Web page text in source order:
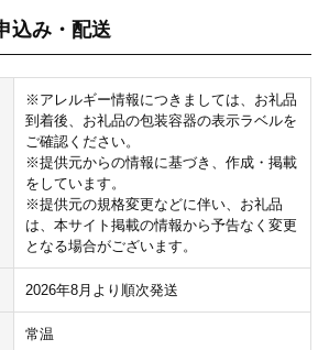
込み・配送
※アレルギー情報につきましては、お礼品
到着後、お礼品の包装容器の表示ラベルを
ご確認ください。
※提供元からの情報に基づき、作成・掲載
をしています。
※提供元の規格変更などに伴い、お礼品
は、本サイト掲載の情報から予告なく変更
となる場合がございます。
2026年8月より順次発送
常温